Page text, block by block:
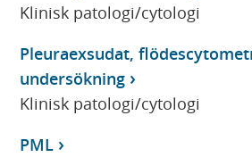
Klinisk patologi/cytologi
Pleuraexsudat,
undersökning
Klinisk patologi/cytologi
PML